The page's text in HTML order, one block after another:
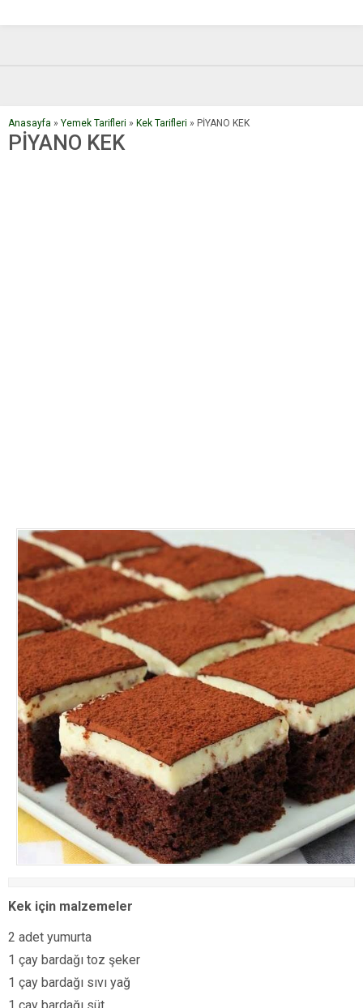
Anasayfa » Yemek Tarifleri » Kek Tarifleri » PİYANO KEK
PİYANO KEK
Kek için malzemeler
2 adet yumurta
1 çay bardağı toz şeker
1 çay bardağı sıvı yağ